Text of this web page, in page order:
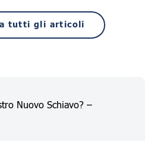
tutti gli articoli
Nuovo Schiavo? –